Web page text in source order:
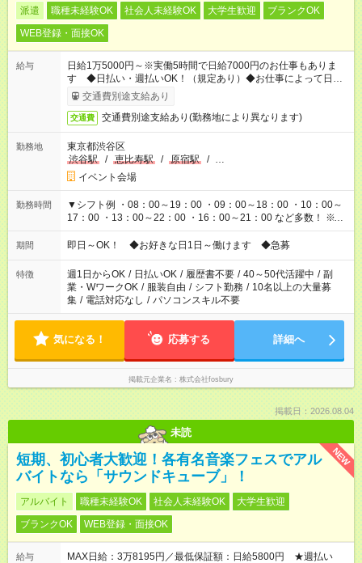
派遣 職種未経験OK 社会人未経験OK 大学生歓迎
ブランクOK
WEB登録・面接OK
給与
日給1万5000円～※実働5時間で日給7000円のお仕事もありま
す ◆日払い・週払いOK！（規定あり）◆お仕事によって日給も
異なります
交通費別途支給あり
交通費 交通費別途支給あり(勤務地により異なります)
勤務地
東京都渋谷区
渋谷駅
/ 恵比寿駅 / 原宿駅 / …
イベント会場
勤務時間
▼シフト例 ・08：00～19：00 ・09：00～18：00 ・10：00～
17：00 ・13：00～22：00 ・16：00～21：00 など多数！ ※お
仕事により勤務時間が異なります
期間 即日～OK！ ◆お好きな日1日～働けます ◆急募
特徴 週1日からOK / 日払いOK / 履歴書不要 / 40～50代活躍中 / 副
業・WワークOK / 服装自由 / シフト勤務 / 10名以上の大量募
集 / 電話対応なし / パソコンスキル不要
気になる！ 応募する 詳細へ
掲載元企業名 株式会社fosbury
掲載日：2026.08.04
未読
NEW
短期、初心者大歓迎！各有名音楽フェスでアル
バイトなら「サウンドキューブ」！
アルバイト 職種未経験OK 社会人未経験OK
大学生歓迎
ブランクOK
WEB登録・面接OK
給与
MAX日給：3万8195円／最低保証額：日給5800円 ★週払い